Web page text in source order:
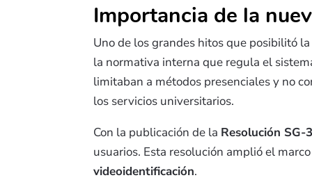
Importancia de la
Uno de los grandes hitos que posibilitó
la normativa interna que regula el
limitaban a métodos presenciales y no
los servicios universitarios.
Con la publicación de la Resolución SG-
usuarios. Esta resolución amplió el
videoidentificación.